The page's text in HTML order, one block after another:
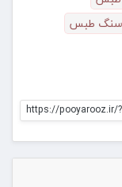
سنگ طبس
https://pooyarooz.ir/